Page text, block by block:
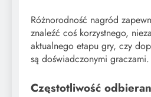
Różnorodność nagród
znaleźć coś korzystnego,
aktualnego etapu gry, czy
są doświadczonymi graczami.
Częstotliwość